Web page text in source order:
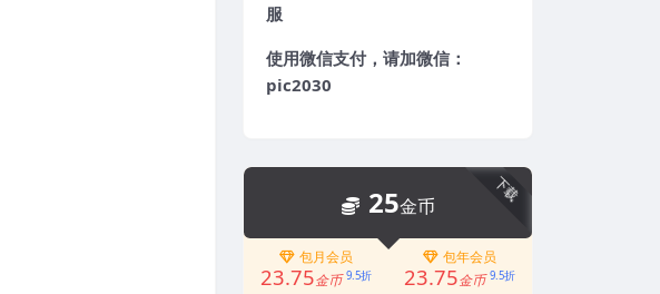
服
使用微信支付，请加微信：
pic2030
下载
25金币
包月会员
23.75金币 9.5折
包年会员
23.75金币 9.5折